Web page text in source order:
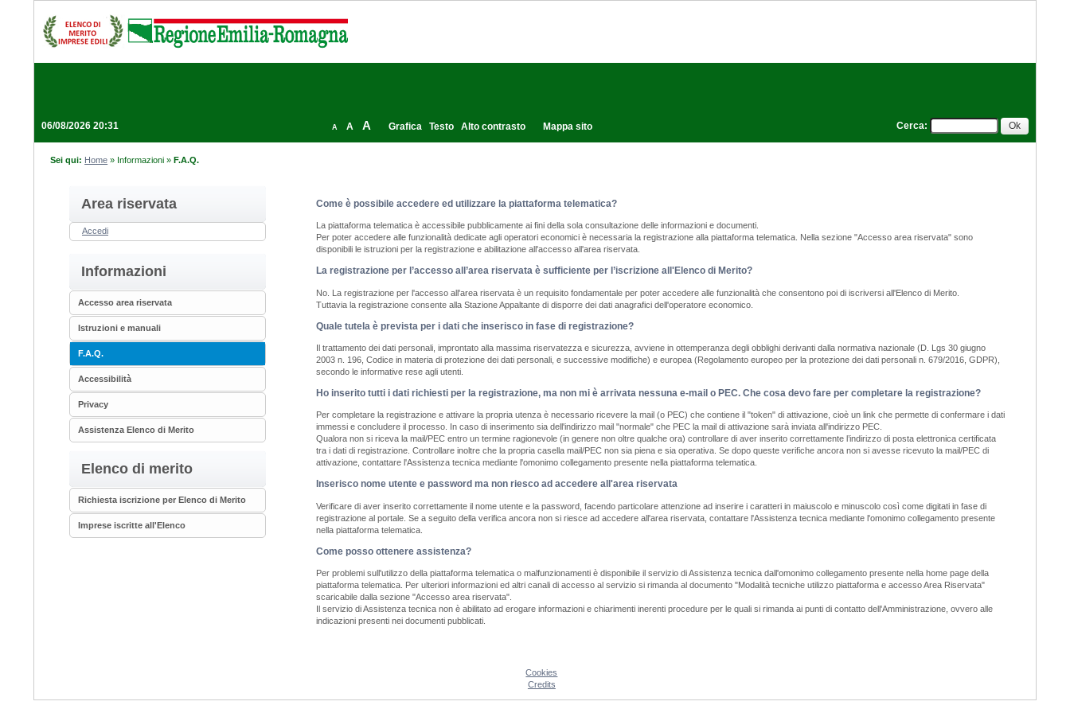
06/08/2026 20:31 Cerca:
A A A Grafica Testo Alto contrasto Mappa sito
Sei qui: Home » Informazioni »F.A.Q.
Area riservata
Accedi
Informazioni
Accesso area riservata
Istruzioni e manuali
F.A.Q.
Accessibilità
Privacy
Assistenza Elenco di Merito
Elenco di merito
Richiesta iscrizione per Elenco di Merito
Imprese iscritte all'Elenco
Come è possibile accedere ed utilizzare la piattaforma telematica?
La piattaforma telematica è accessibile pubblicamente ai fini della sola consultazione delle informazioni e documenti.
Per poter accedere alle funzionalità dedicate agli operatori economici è necessaria la registrazione alla piattaforma telematica. Nella sezione "Accesso area riservata" sono
disponibili le istruzioni per la registrazione e abilitazione all'accesso all'area riservata.
La registrazione per l’accesso all’area riservata è sufficiente per l’iscrizione all'Elenco di Merito?
No. La registrazione per l'accesso all'area riservata è un requisito fondamentale per poter accedere alle funzionalità che consentono poi di iscriversi all'Elenco di Merito.
Tuttavia la registrazione consente alla Stazione Appaltante di disporre dei dati anagrafici dell'operatore economico.
Quale tutela è prevista per i dati che inserisco in fase di registrazione?
Il trattamento dei dati personali, improntato alla massima riservatezza e sicurezza, avviene in ottemperanza degli obblighi derivanti dalla normativa nazionale (D. Lgs 30 giugno
2003 n. 196, Codice in materia di protezione dei dati personali, e successive modifiche) e europea (Regolamento europeo per la protezione dei dati personali n. 679/2016, GDPR),
secondo le informative rese agli utenti.
Ho inserito tutti i dati richiesti per la registrazione, ma non mi è arrivata nessuna e-mail o PEC. Che cosa devo fare per completare la registrazione?
Per completare la registrazione e attivare la propria utenza è necessario ricevere la mail (o PEC) che contiene il "token" di attivazione, cioè un link che permette di confermare i dati
immessi e concludere il processo. In caso di inserimento sia dell'indirizzo mail "normale" che PEC la mail di attivazione sarà inviata all'indirizzo PEC.
Qualora non si riceva la mail/PEC entro un termine ragionevole (in genere non oltre qualche ora) controllare di aver inserito correttamente l’indirizzo di posta elettronica certificata
tra i dati di registrazione. Controllare inoltre che la propria casella mail/PEC non sia piena e sia operativa. Se dopo queste verifiche ancora non si avesse ricevuto la mail/PEC di
attivazione, contattare l'Assistenza tecnica mediante l'omonimo collegamento presente nella piattaforma telematica.
Inserisco nome utente e password ma non riesco ad accedere all'area riservata
Verificare di aver inserito correttamente il nome utente e la password, facendo particolare attenzione ad inserire i caratteri in maiuscolo e minuscolo così come digitati in fase di
registrazione al portale. Se a seguito della verifica ancora non si riesce ad accedere all'area riservata, contattare l'Assistenza tecnica mediante l'omonimo collegamento presente
nella piattaforma telematica.
Come posso ottenere assistenza?
Per problemi sull'utilizzo della piattaforma telematica o malfunzionamenti è disponibile il servizio di Assistenza tecnica dall'omonimo collegamento presente nella home page della
piattaforma telematica. Per ulteriori informazioni ed altri canali di accesso al servizio si rimanda al documento "Modalità tecniche utilizzo piattaforma e accesso Area Riservata"
scaricabile dalla sezione "Accesso area riservata".
Il servizio di Assistenza tecnica non è abilitato ad erogare informazioni e chiarimenti inerenti procedure per le quali si rimanda ai punti di contatto dell'Amministrazione, ovvero alle
indicazioni presenti nei documenti pubblicati.
Cookies
Credits